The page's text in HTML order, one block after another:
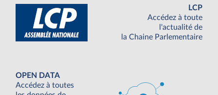
LCP
Accédez à toute
l'actualité de
la Chaine Parlementaire
OPEN DATA
Accédez à toutes